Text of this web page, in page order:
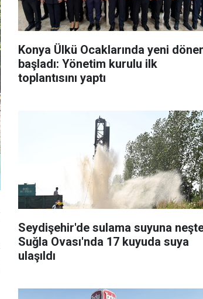
Konya Ülkü Ocaklarında yeni
başladı: Yönetim kurulu ilk
toplantısını yaptı
Seydişehir'de sulama suyuna
Suğla Ovası'nda 17 kuyuda suya
ulaşıldı